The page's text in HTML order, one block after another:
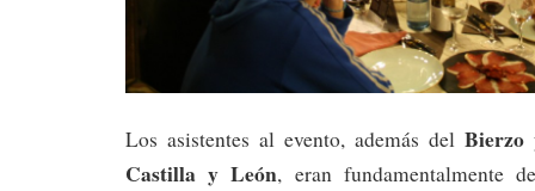
Los asistentes al evento, además del Bierzo
Castilla y León, eran fundamentalmente